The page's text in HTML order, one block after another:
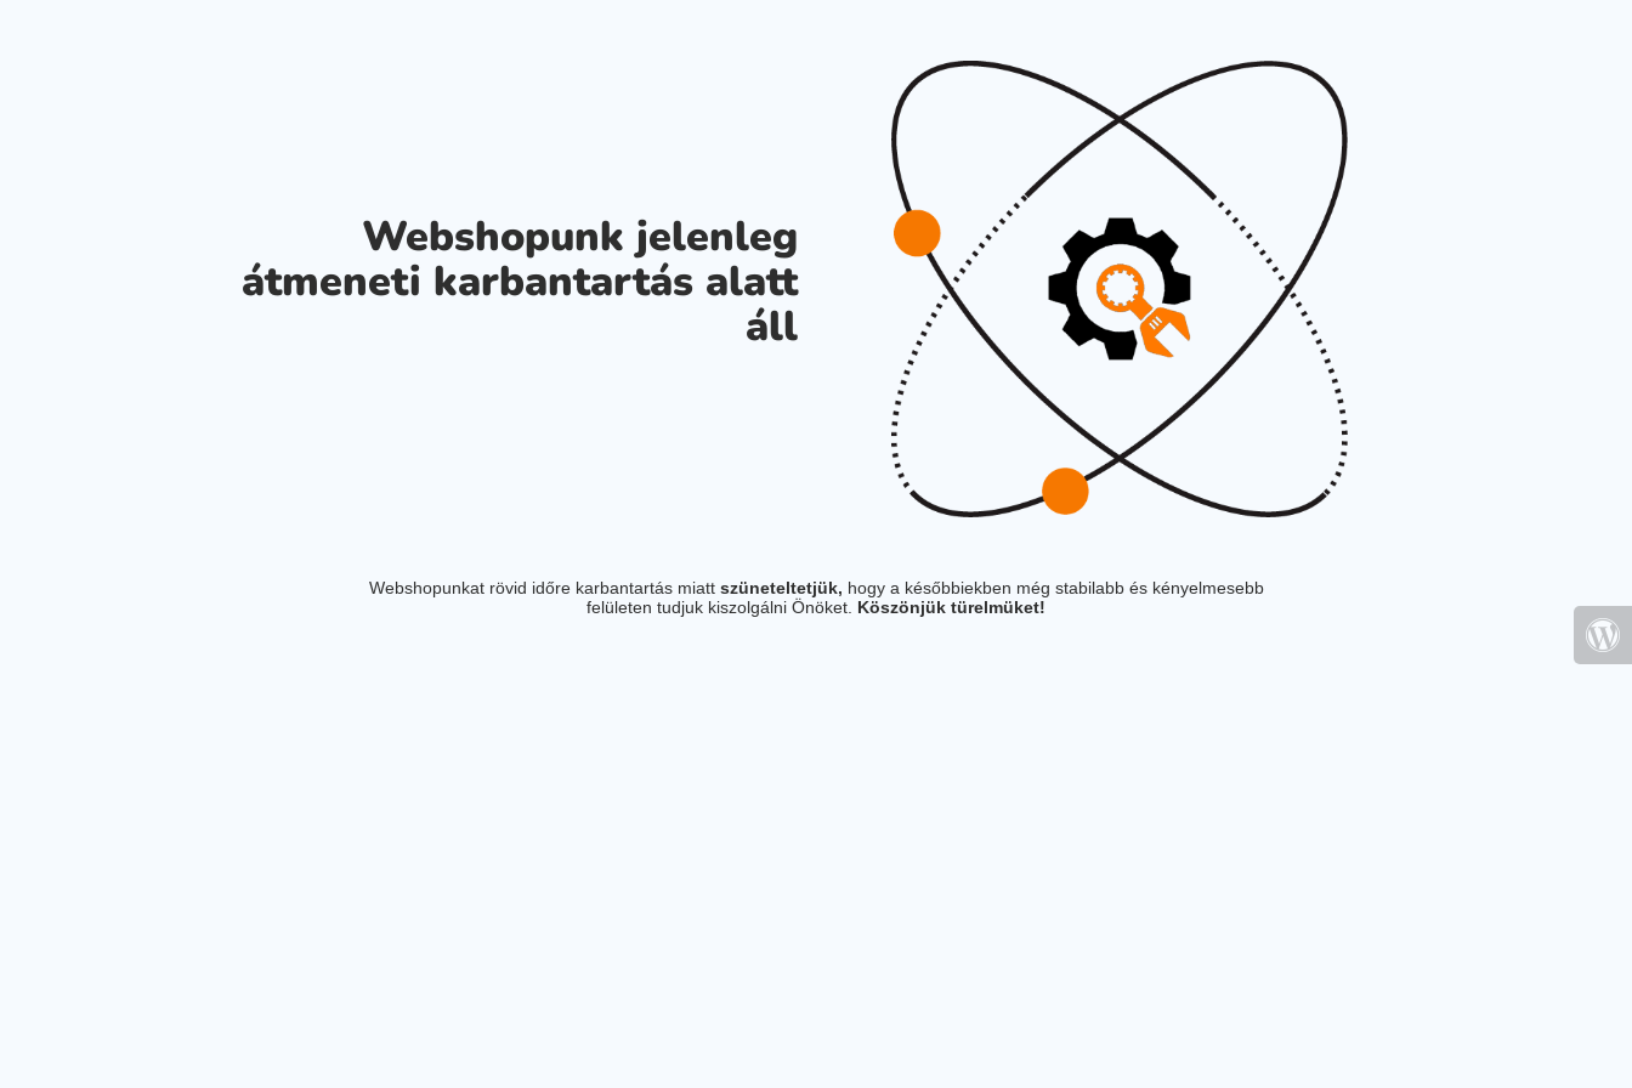
Webshopunk jelenleg
átmeneti karbantartás alatt
áll
Webshopunkat rövid időre karbantartás miatt szüneteltetjük, hogy a későbbiekben még stabilabb és kényelmesebb
felületen tudjuk kiszolgálni Önöket. Köszönjük türelmüket!